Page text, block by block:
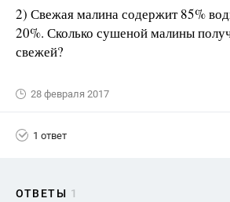
2) Свежая малина содержит 85%
20%. Сколько сушеной малины
свежей?
28 февраля 2017
1 ответ
ОТВЕТЫ 1